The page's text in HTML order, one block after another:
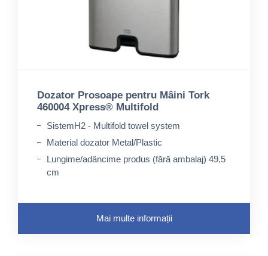
Dozator Prosoape pentru Mâini Tork
460004 Xpress® Multifold
SistemH2 - Multifold towel system
Material dozator Metal/Plastic
Lungime/adâncime produs (fără ambalaj) 49,5
cm
Mai multe informații